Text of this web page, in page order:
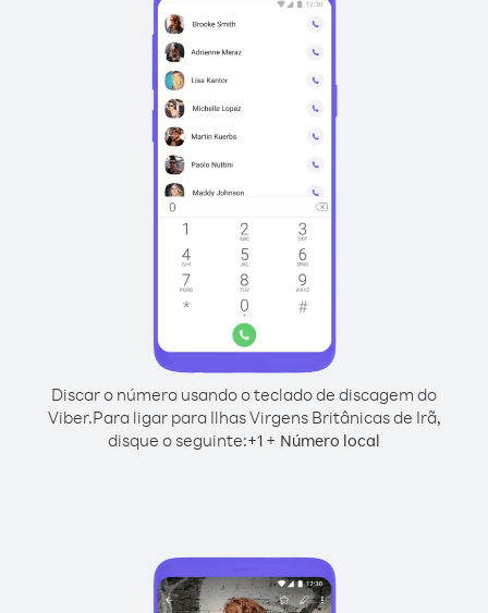
Discar o número usando o teclado de discagem do
Viber.Para ligar para Ilhas Virgens Britânicas de Irã,
disque o seguinte:+1 + Número local